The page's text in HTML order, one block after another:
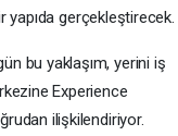
yapıda gerçekleştirecek.
bu yaklaşım, yerini iş
Experience
ilişkilendiriyor.